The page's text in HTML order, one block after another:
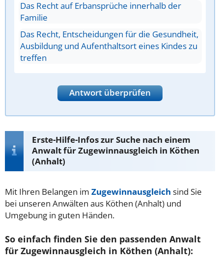
Das Recht auf Erbansprüche innerhalb der
Familie
Das Recht, Entscheidungen für die Gesundheit,
Ausbildung und Aufenthaltsort eines Kindes zu
treffen
Antwort überprüfen
Erste-Hilfe-Infos zur Suche nach einem
Anwalt für Zugewinnausgleich in Köthen
(Anhalt)
Mit Ihren Belangen im Zugewinnausgleich sind Sie
bei unseren Anwälten aus Köthen (Anhalt) und
Umgebung in guten Händen.
So einfach finden Sie den passenden Anwalt
für Zugewinnausgleich in Köthen (Anhalt):